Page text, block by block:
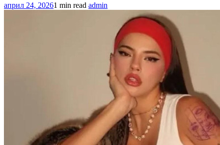
април 24, 20261 min read admin